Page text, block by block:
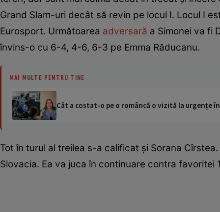
Grand Slam-uri decât să revin pe locul I. Locul I
Eurosport. Următoarea adversară a Simonei va fi
învins-o cu 6-4, 4-6, 6-3 pe Emma Răducanu.
MAI MULTE PENTRU TINE
Cât a costat-o pe o româncă o vizită la urgențe
Tot în turul al treilea s-a calificat și Sorana
Slovacia. Ea va juca în continuare contra favoritei